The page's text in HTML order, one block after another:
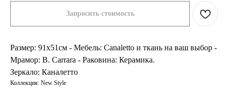
Запросить стоимость
Размер: 91x51см - Мебель: Canaletto и ткань на ваш выбор -
Мрамор: B. Carrara - Раковина: Керамика.
Зеркало: Каналетто
Коллекция: New Style